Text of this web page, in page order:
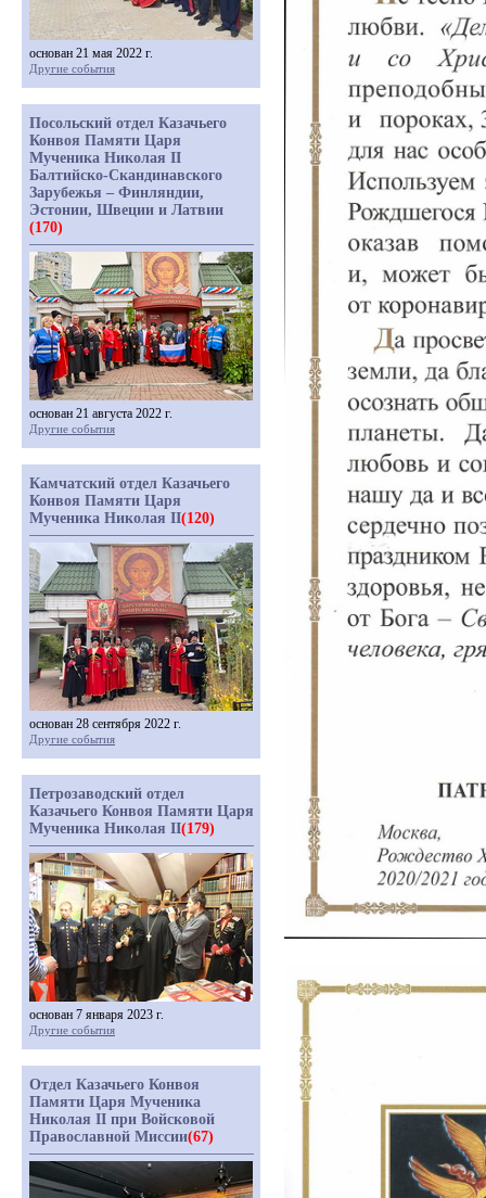
основан 21 мая 2022 г.
Другие события
Посольский отдел Казачьего
Конвоя Памяти Царя
Мученика Николая II
Балтийско-Скандинавского
Зарубежья – Финляндии,
Эстонии, Швеции и Латвии
(170)
основан 21 августа 2022 г.
Другие события
Камчатский отдел Казачьего
Конвоя Памяти Царя
Мученика Николая II(120)
основан 28 сентября 2022 г.
Другие события
Петрозаводский отдел
Казачьего Конвоя Памяти Царя
Мученика Николая II(179)
основан 7 января 2023 г.
Другие события
Отдел Казачьего Конвоя
Памяти Царя Мученика
Николая II при Войсковой
Православной Миссии(67)